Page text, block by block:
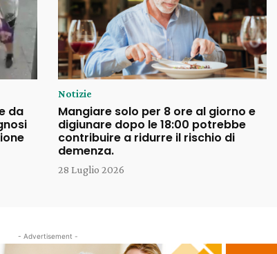
da
Notizie
Mangiare solo per 8 ore al giorno e
digiunare dopo le 18:00 potrebbe
contribuire a ridurre il rischio di
demenza.
28 Luglio 2026
- Advertisement -